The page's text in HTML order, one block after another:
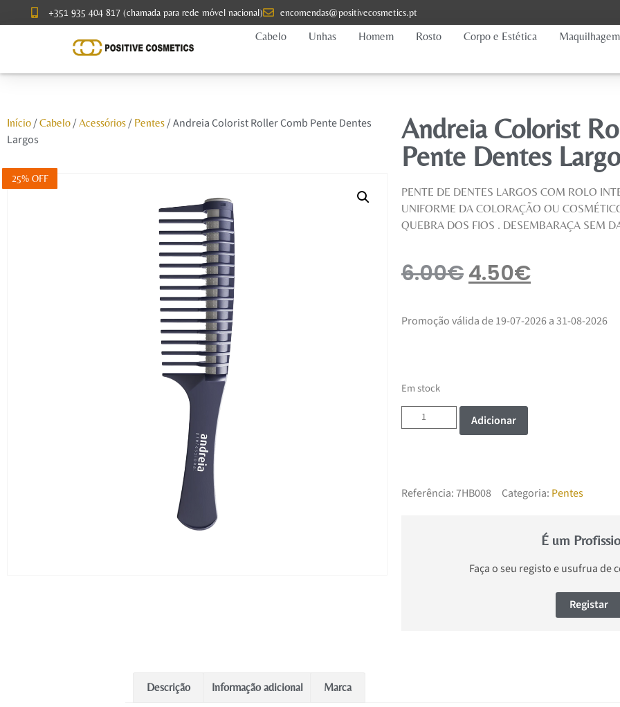
+351 935 404 817 (chamada para rede móvel nacional) encomendas@positivecosmetics.pt
Cabelo Unhas Homem Rosto Corpo e Estética Maquilhagem
Início/ Cabelo/ Acessórios/ Pentes/ Andreia Colorist Roller Comb Pente Dentes
Largos
25% OFF
Andreia Colorist
Pente Dentes
PENTE DE DENTES LARGOS COM ROLO
UNIFORME DA COLORAÇÃO OU
QUEBRA DOS FIOS . DESEMBARAÇA SEM
6.00€4.50€
Promoção válida de 19-07-2026 a 31-08-2026
Em stock
Adicionar
Referência:7HB008 Categoria: Pentes
É um
Faça o seu registo e usufrua de
Registar
Descrição Informação adicional Marca